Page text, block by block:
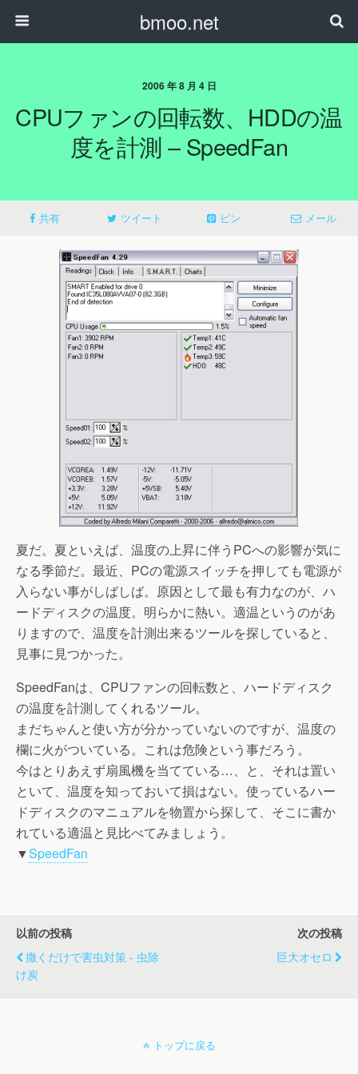
bmoo.net
2006 年 8 月 4 日
CPUファンの回転数、HDDの温
度を計測 – SpeedFan
共有 ツイート ピン メール
夏だ。夏といえば、温度の上昇に伴うPCへの影響が気に
なる季節だ。最近、PCの電源スイッチを押しても電源が
入らない事がしばしば。原因として最も有力なのが、ハ
ードディスクの温度。明らかに熱い。適温というのがあ
りますので、温度を計測出来るツールを探していると、
見事に見つかった。
SpeedFanは、CPUファンの回転数と、ハードディスク
の温度を計測してくれるツール。
まだちゃんと使い方が分かっていないのですが、温度の
欄に火がついている。これは危険という事だろう。
今はとりあえず扇風機を当てている…、と、それは置い
といて、温度を知っておいて損はない。使っているハー
ドディスクのマニュアルを物置から探して、そこに書か
れている適温と見比べてみましょう。
▼SpeedFan
以前の投稿
撒くだけで害虫対策 - 虫除
け炭
次の投稿
巨大オセロ
トップに戻る